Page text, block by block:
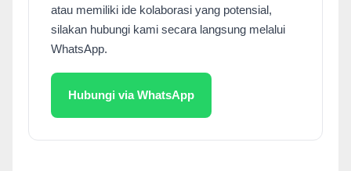
atau memiliki ide kolaborasi yang potensial,
silakan hubungi kami secara langsung melalui
WhatsApp.
Hubungi via WhatsApp